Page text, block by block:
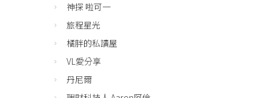
神探 啦可一
旅程星光
橘胖的私讀屋
VL愛分享
丹尼爾